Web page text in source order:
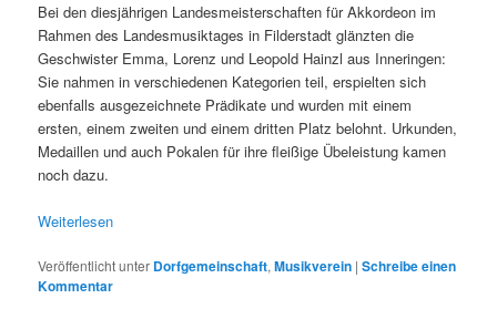
Bei den diesjährigen Landesmeisterschaften für Akkordeon im
Rahmen des Landesmusiktages in Filderstadt glänzten die
Geschwister Emma, Lorenz und Leopold Hainzl aus Inneringen:
Sie nahmen in verschiedenen Kategorien teil, erspielten sich
ebenfalls ausgezeichnete Prädikate und wurden mit einem
ersten, einem zweiten und einem dritten Platz belohnt. Urkunden,
Medaillen und auch Pokalen für ihre fleißige Übeleistung kamen
noch dazu.
Weiterlesen
Veröffentlicht unter Dorfgemeinschaft,Musikverein |Schreibe einen
Kommentar